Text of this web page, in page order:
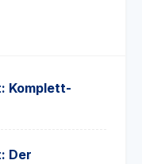
Komplett-
Der